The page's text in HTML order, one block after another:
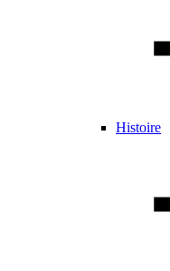
Histoire